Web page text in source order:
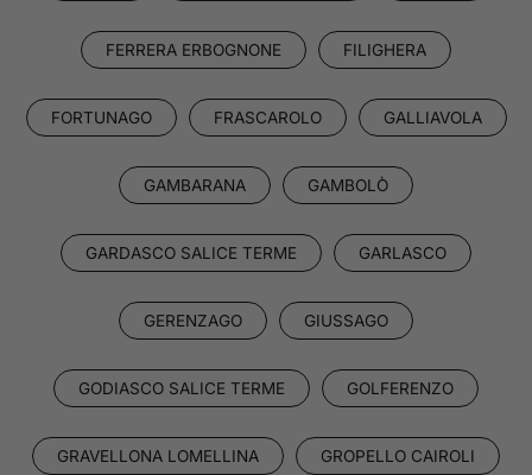
FERRERA ERBOGNONE FILIGHERA
FORTUNAGO FRASCAROLO GALLIAVOLA
GAMBARANA GAMBOLÒ
GARDASCO SALICE TERME GARLASCO
GERENZAGO GIUSSAGO
GODIASCO SALICE TERME GOLFERENZO
GRAVELLONA LOMELLINA GROPELLO CAIROLI